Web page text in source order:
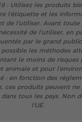
: Utilisez les produits
l'étiquette et les
de l'utiliser. Avant toute
de l'utiliser, en
par le grand
les méthodes
le moins de risques
animale et pour
: en fonction des
ces produits peuvent ne
tous les pays. Non
l'UE.